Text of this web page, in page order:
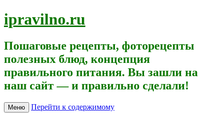
ipravilno.ru
Пошаговые рецепты, фоторецепты
полезных блюд, концепция
правильного питания. Вы зашли на
наш сайт — и правильно сделали!
Меню Перейти к содержимому